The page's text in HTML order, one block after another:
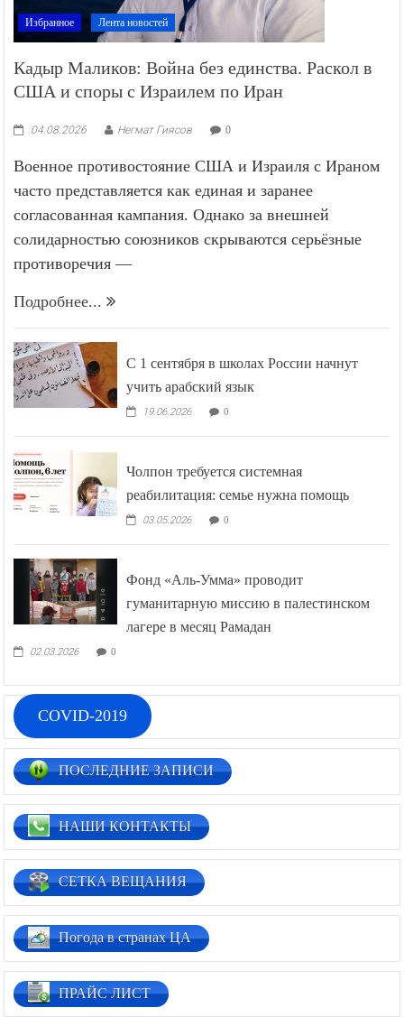
Избранное Лента новостей
Кадыр Маликов: Война без единства. Раскол в
США и споры с Израилем по Иран
04.08.2026 Негмат Гиясов 0
Военное противостояние США и Израиля с Ираном
часто представляется как единая и заранее
согласованная кампания. Однако за внешней
солидарностью союзников скрываются серьёзные
противоречия —
Подробнее...
С 1 сентября в школах России начнут
учить арабский язык
19.06.2026 0
Чолпон требуется системная
реабилитация: семье нужна помощь
03.05.2026 0
Фонд «Аль-Умма» проводит
гуманитарную миссию в палестинском
лагере в месяц Рамадан
02.03.2026 0
COVID-2019
ПОСЛЕДНИЕ ЗАПИСИ
НАШИ КОНТАКТЫ
СЕТКА ВЕЩАНИЯ
Погода в странах ЦА
ПРАЙС ЛИСТ